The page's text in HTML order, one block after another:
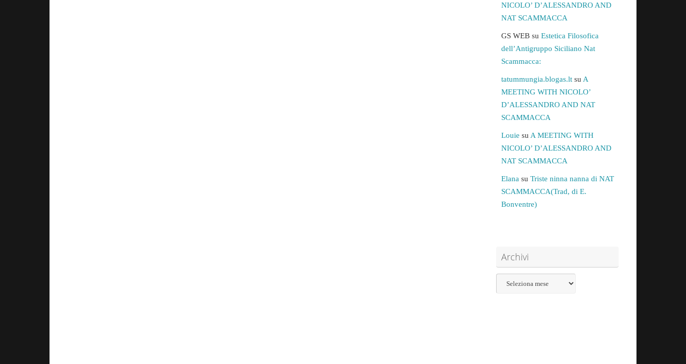
NICOLO’ D’ALESSANDRO AND
NAT SCAMMACCA
GS WEB su Estetica Filosofica
dell’Antigruppo Siciliano Nat
Scammacca:
tatummungia.blogas.lt su A
MEETING WITH NICOLO’
D’ALESSANDRO AND NAT
SCAMMACCA
Louie su A MEETING WITH
NICOLO’ D’ALESSANDRO AND
NAT SCAMMACCA
Elana su Triste ninna nanna di NAT
SCAMMACCA(Trad, di E.
Bonventre)
Archivi